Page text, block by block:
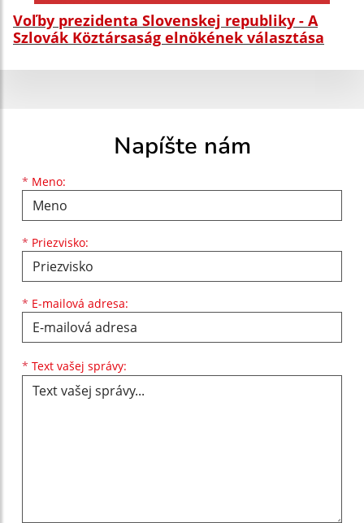
Voľby prezidenta Slovenskej republiky - A
Szlovák Köztársaság elnökének választása
Napíšte nám
* Meno:
Meno
* Priezvisko:
Priezvisko
* E-mailová adresa:
E-mailová adresa
* Text vašej správy: